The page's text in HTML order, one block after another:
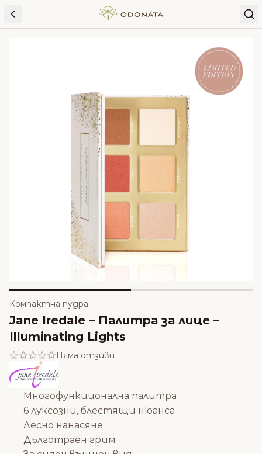
Skip to content
Kомпактна пудра
Jane Iredale – Палитра за лице –
Illuminating Lights
Няма отзиви
Многофункционална палитра
6 луксозни, блестящи нюанса
Лесно нанасяне
Дълготраен грим